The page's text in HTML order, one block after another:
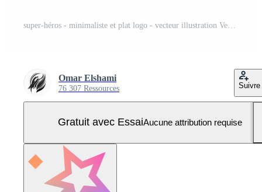
Omar Elshami
76 307 Ressources Suivre
Gratuit avec EssaiAucune attribution requise